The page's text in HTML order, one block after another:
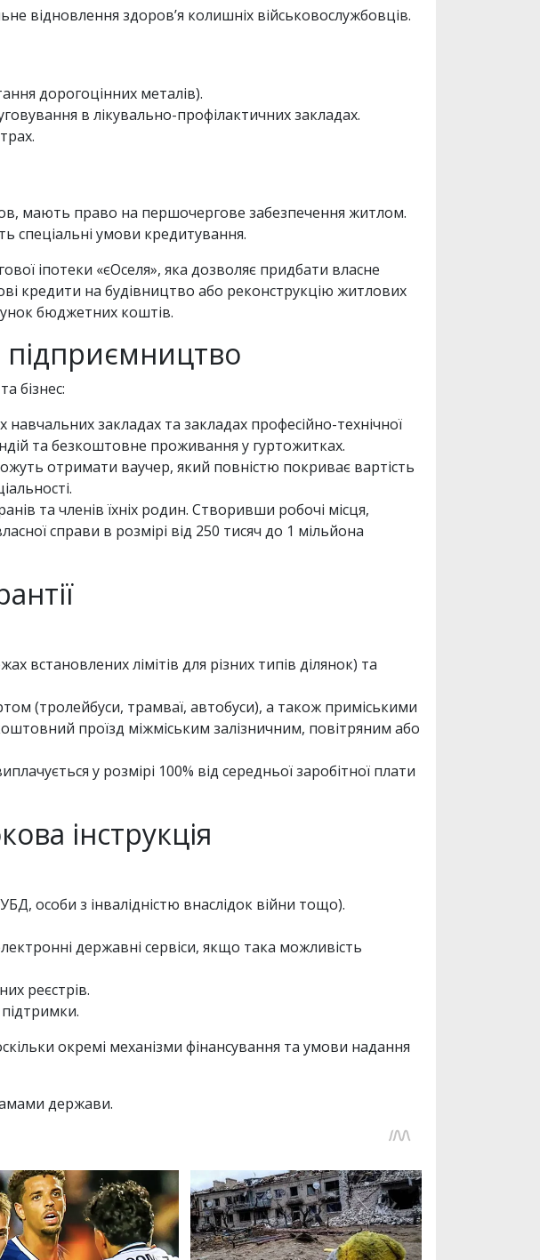
відновлення здоров’я колишніх військовослужбовців.
дорогоцінних металів).
в лікувально-профілактичних закладах.
мають право на першочергове забезпечення житлом.
спеціальні умови кредитування.
іпотеки «єОселя», яка дозволяє придбати власне
кредити на будівництво або реконструкцію житлових
бюджетних коштів.
підприємництво
бізнес:
закладах та закладах професійно-технічної
та безкоштовне проживання у гуртожитках.
отримати ваучер, який повністю покриває вартість
та членів їхніх родин. Створивши робочі місця,
справи в розмірі від 250 тисяч до 1 мільйона
встановлених лімітів для різних типів ділянок) та
(тролейбуси, трамваї, автобуси), а також приміськими
проїзд міжміським залізничним, повітряним або
у розмірі 100% від середньої заробітної плати
інструкція
особи з інвалідністю внаслідок війни тощо).
державні сервіси, якщо така можливість
реєстрів.
окремі механізми фінансування та умови надання
держави.